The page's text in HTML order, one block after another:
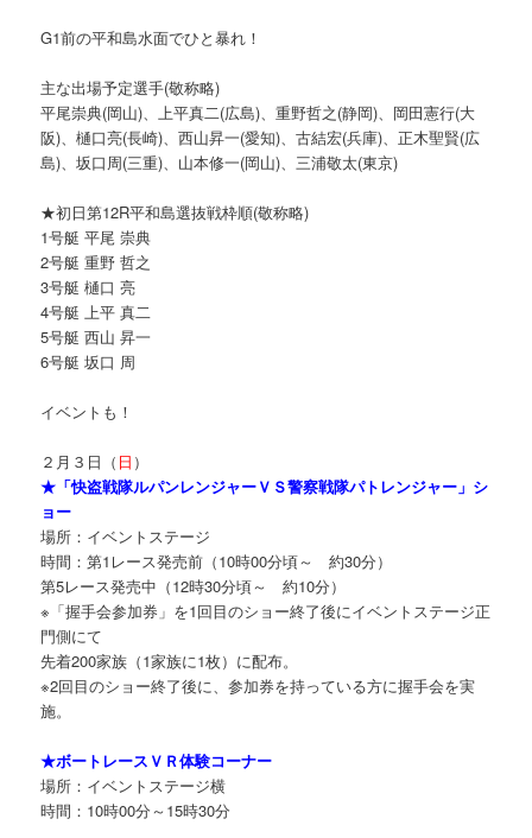
G1前の平和島水面でひと暴れ！
主な出場予定選手(敬称略)
平尾崇典(岡山)、上平真二(広島)、重野哲之(静岡)、岡田憲行(大
阪)、樋口亮(長崎)、西山昇一(愛知)、古結宏(兵庫)、正木聖賢(広
島)、坂口周(三重)、山本修一(岡山)、三浦敬太(東京)
★初日第12R平和島選抜戦枠順(敬称略)
1号艇 平尾 崇典
2号艇 重野 哲之
3号艇 樋口 亮
4号艇 上平 真二
5号艇 西山 昇一
6号艇 坂口 周
イベントも！
２月３日（ 日 ）
★「快盗戦隊ルパンレンジャーＶＳ警察戦隊パトレンジャー」シ
ョー
場所：イベントステージ
時間：第1レース発売前（10時00分頃～ 約30分）
第5レース発売中（12時30分頃～ 約10分）
※「握手会参加券」を1回目のショー終了後にイベントステージ正
門側にて
先着200家族（1家族に1枚）に配布。
※2回目のショー終了後に、参加券を持っている方に握手会を実
施。
★ボートレースＶＲ体験コーナー
場所：イベントステージ横
時間：10時00分～15時30分